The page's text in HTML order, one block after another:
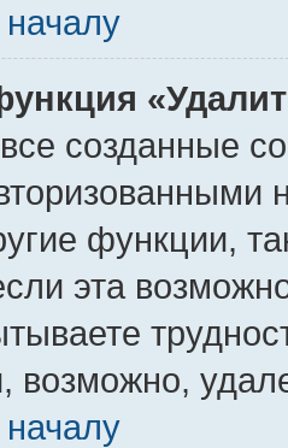
созданные
функции,
эта
возможно,